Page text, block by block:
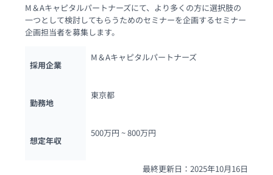
M＆Aキャピタルパートナーズにて、より多くの方に選択肢の
一つとして検討してもらうためのセミナーを企画するセミナー
企画担当者を募集します。
採用企業
M＆Aキャピタルパートナーズ
勤務地
東京都
想定年収
500万円 ~ 800万円
最終更新日：2025年10月16日